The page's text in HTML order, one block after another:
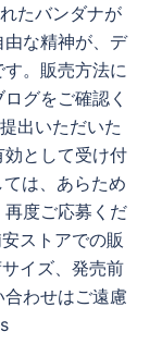
たバンダナが
な精神が、デ
。販売方法に
グをご確認く
出いただいた
として受け付
は、あらため
度ご応募くだ
ストアでの販
イズ、発売前
わせはご遠慮